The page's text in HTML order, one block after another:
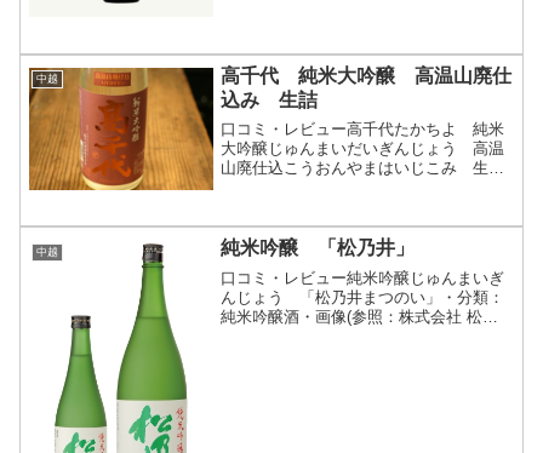
中越
高千代 純米大吟醸 高温山廃仕
込み 生詰
口コミ・レビュー高千代たかちよ 純米
大吟醸じゅんまいだいぎんじょう 高温
山廃仕込こうおんやまはいじこみ 生詰
品説明・特徴など(参照：魚沼の里 芳
屋)クリックで開閉28...
中越 純米吟醸 「松乃井」
口コミ・レビュー純米吟醸じゅんまいぎ
んじょう 「松乃井まつのい」・分類：
純米吟醸酒・画像(参照：株式会社 松乃